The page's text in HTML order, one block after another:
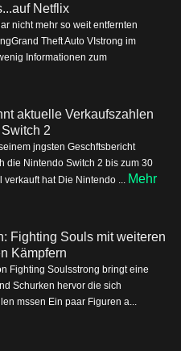
Netflix
nicht mehr so weit entfernten
Theft Auto VIstrong im
Informationen zum
aktuelle Verkaufszahlen
2
jngsten Geschftsbericht
die Nintendo Switch 2 bis zum 30
hat Die Nintendo ... Mehr
Fighting Souls mit weiteren
Kämpfern
Fighting Soulsstrong bringt eine
Schurken hervor die sich
mssen Ein paar Figuren a...